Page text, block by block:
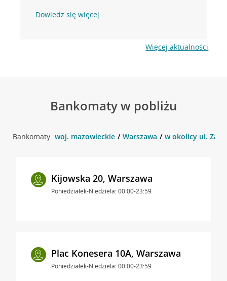
Dowiedz się więcej
Więcej aktualności
Bankomaty w pobliżu
Bankomaty: woj. mazowieckie Warszawa w okolicy ul.
Kijowska 20, Warszawa
Poniedziałek-Niedziela: 00:00-23:59
Plac Konesera 10A, Warszawa
Poniedziałek-Niedziela: 00:00-23:59